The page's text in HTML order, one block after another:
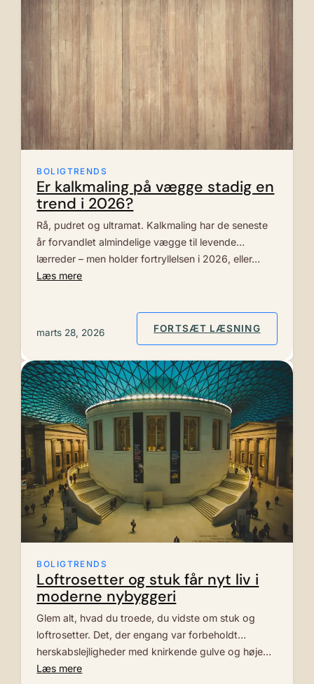
BOLIGTRENDS
Er kalkmaling på vægge stadig en
trend i 2026?
Rå, pudret og ultramat. Kalkmaling har de seneste
år forvandlet almindelige vægge til levende
lærreder – men holder fortryllelsen i 2026, eller…
Læs mere
marts 28, 2026 FORTSÆT LÆSNING: ER
BOLIGTRENDS
Loftrosetter og stuk får nyt liv i
moderne nybyggeri
Glem alt, hvad du troede, du vidste om stuk og
loftrosetter. Det, der engang var forbeholdt
herskabslejligheder med knirkende gulve og høje…
Læs mere